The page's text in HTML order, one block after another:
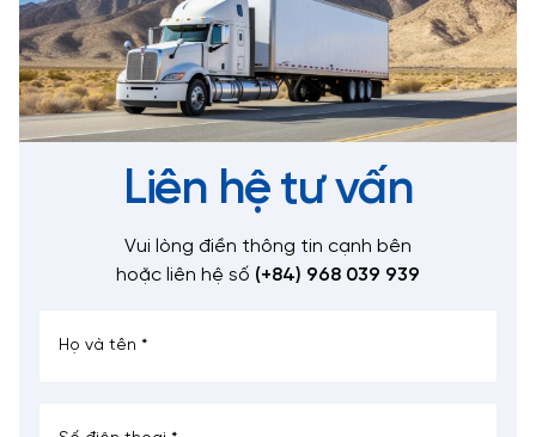
Liên hệ tư vấn
Vui lòng điền thông tin cạnh bên
hoặc liên hệ số (+84) 968 039 939